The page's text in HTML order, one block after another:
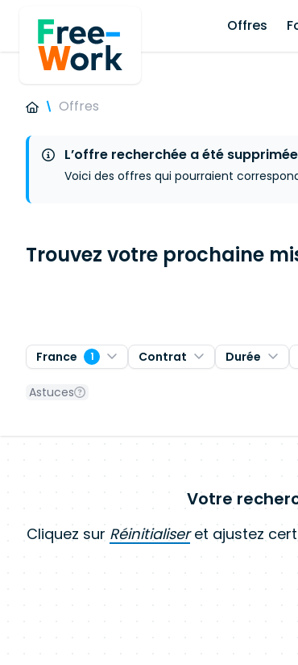
Offres
Offres
L’offre recherchée a été
Voici des offres qui pourraient
Trouvez votre prochaine
France 1 Contrat Durée
Astuces
Votre
Cliquez sur Réinitialiseret ajustez